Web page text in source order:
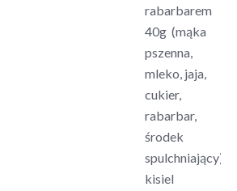
rabarbarem
40g (mąka
pszenna,
mleko, jaja,
cukier,
rabarbar,
środek
spulchniający),
kisiel